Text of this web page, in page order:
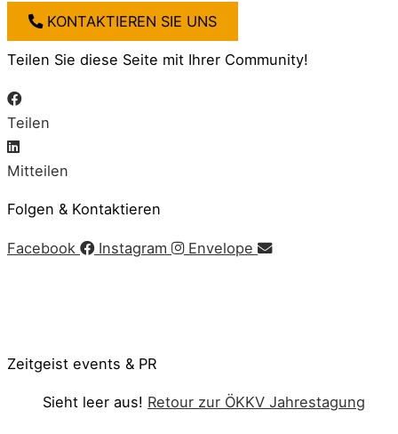
KONTAKTIEREN SIE UNS
Teilen Sie diese Seite mit Ihrer Community!
Teilen
Mitteilen
Folgen & Kontaktieren
Facebook Instagram Envelope
Zeitgeist events & PR
Sieht leer aus! Retour zur ÖKKV Jahrestagung